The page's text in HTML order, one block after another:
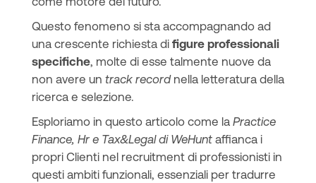
Questo fenomeno si sta accompagnando ad
una crescente richiesta di figure professionali
specifiche, molte di esse talmente nuove da
non avere un track recordnella letteratura della
ricerca e selezione.
Esploriamo in questo articolo come la Practice
Finance, Hr e Tax&Legal di WeHuntaffianca i
propri Clienti nel recruitment di professionisti in
questi ambiti funzionali, essenziali per tradurre